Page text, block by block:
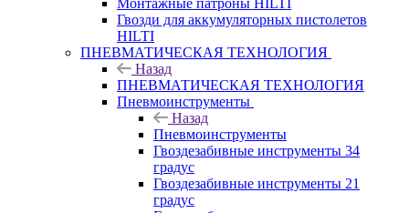
Монтажные патроны HILTI
Гвозди для аккумуляторных пистолетов
HILTI
ПНЕВМАТИЧЕСКАЯ ТЕХНОЛОГИЯ
Назад
ПНЕВМАТИЧЕСКАЯ ТЕХНОЛОГИЯ
Пневмоинструменты
Назад
Пневмоинструменты
Гвоздезабивные инструменты 34
градус
Гвоздезабивные инструменты 21
градус